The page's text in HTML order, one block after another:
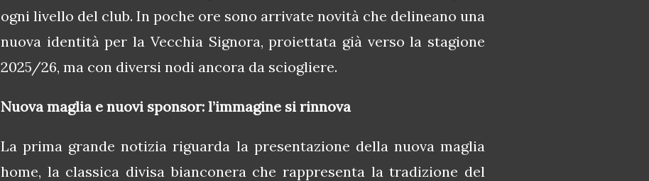
ogni livello del club. In poche ore sono arrivate novità che delineano una
nuova identità per la Vecchia Signora, proiettata già verso la stagione
2025/26, ma con diversi nodi ancora da sciogliere.
Nuova maglia e nuovi sponsor: l’immagine si rinnova
La prima grande notizia riguarda la presentazione della nuova maglia
home, la classica divisa bianconera che rappresenta la tradizione del